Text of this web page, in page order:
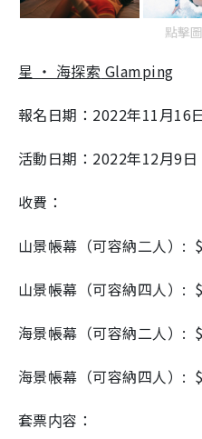
點擊
星 ‧ 海探索 Glamping
報名日期： 2022年11月16
活動日期： 2022年12月9
收費：
山景帳幕（可容納二人） : $
山景帳幕（可容納四人） : $
海景帳幕（可容納二人） : $
海景帳幕（可容納四人） : $
套票内容：